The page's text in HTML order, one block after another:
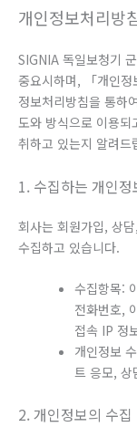
개인정보처리방
SIGNIA 독일보청기
중요시하며, 「개인
정보처리방침을 통하
도와 방식으로 이용
취하고 있는지 알려드
1. 수집하는 개인정
회사는 회원가입, 상
수집하고 있습니다.
수집항목:
전화번호,
접속 IP 정
개인정보
트 응모, 상
2. 개인정보의 수집